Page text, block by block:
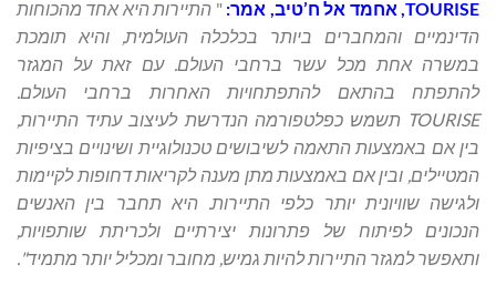
TOURISE
,אחמד אל ח’טיב, אמר: " התיירות היא אחד מהכוחות
הדינמיים והמחברים ביותר בכלכלה העולמית, והיא תומכת
במשרה אחת מכל עשר ברחבי העולם. עם זאת על המגזר
להתפתח בהתאם להתפתחויות האחרות ברחבי העולם.
TOURISE תשמש כפלטפורמה הנדרשת לעיצוב עתיד התיירות,
בין אם באמצעות התאמה לשיבושים טכנולוגיית ושינויים בציפיות
המטיילים, ובין אם באמצעות מתן מענה לקריאותדחופות לקיימות
ולגישה שוויונית יותר כלפי התיירות. היא תחבר בין האנשים
הנכונים
לפיתוח של פתרונות יצירתיים ולכריתת שותפויות,
ותאפשר למגזר התיירות להיות גמיש, מחובר ומכליל יותר מתמיד".